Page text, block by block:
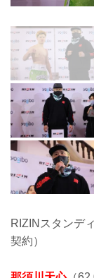
RIZINスタンデ
契約）